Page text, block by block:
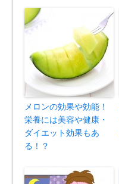
メロンの効果や効能！
栄養には美容や健康・
ダイエット効果もあ
る！？